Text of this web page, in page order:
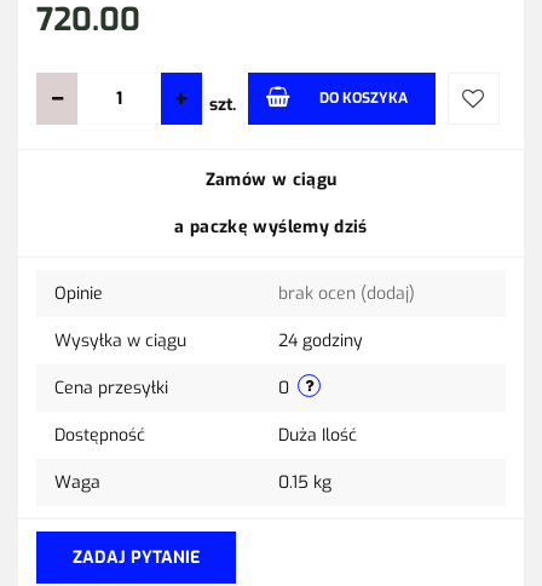
720.00
szt. DO KOSZYKA
Zamów w ciągu
a paczkę wyślemy dziś
Opinie brak ocen (dodaj)
Wysyłka w ciągu 24 godziny
Cena przesyłki 0
Dostępność Duża Ilość
Waga 0.15 kg
ZADAJ PYTANIE